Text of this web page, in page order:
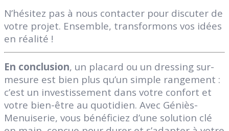
N’hésitez pas à nous contacter pour discuter de
votre projet. Ensemble, transformons vos idées
en réalité !
En conclusion, un placard ou un dressing sur-
mesure est bien plus qu’un simple rangement :
c’est un investissement dans votre confort et
votre bien-être au quotidien. Avec Géniès-
Menuiserie, vous bénéficiez d’une solution clé